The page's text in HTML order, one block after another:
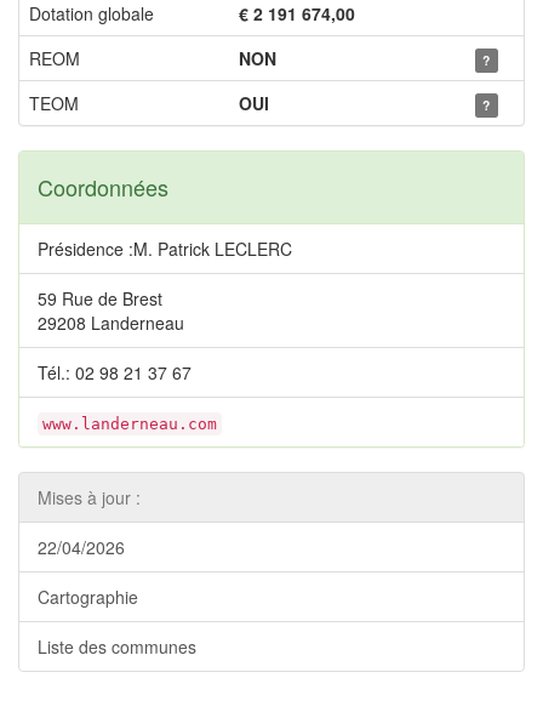
Dotation globale
€ 2 191 674,00
REOM
NON ?
TEOM OUI ?
Coordonnées
Présidence :M. Patrick LECLERC
59 Rue de Brest
29208 Landerneau
Tél.: 02 98 21 37 67
www.landerneau.com
Mises à jour :
22/04/2026
Cartographie
Liste des communes